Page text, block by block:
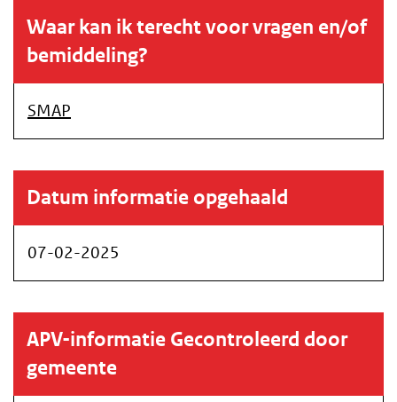
Waar kan ik terecht voor vragen en/of
bemiddeling?
SMAP
Datum informatie opgehaald
07-02-2025
APV-informatie Gecontroleerd door
gemeente